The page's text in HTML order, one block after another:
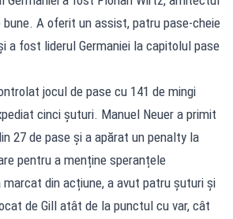
A oferit un assist, patru pase-cheie
a fost liderul Germaniei la capitolul pase
jocul de pase cu 141 de mingi
cinci șuturi. Manuel Neuer a primit
27 de pase și a apărat un penalty la
pentru a menține speranțele
marcat din acțiune, a avut patru șuturi și
de Gill atât de la punctul cu var, cât